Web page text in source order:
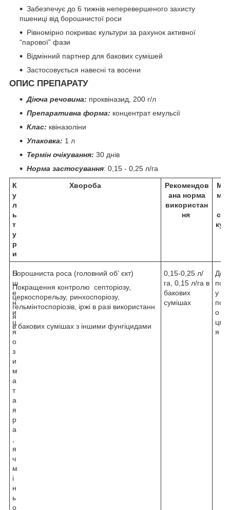
Забезпечує до 6 тижнів неперевершеного захисту
пшениці від борошнистої роси
Рівномірно покриває культури за рахунок активної
“парової” фази
Відмінний партнер для бакових сумішей
Застосовується навесні та восени
ОПИС ПРЕПАРАТУ
Діюча речовина: проквіназид, 200 г/л
Препаративна форма: концентрат емульсії
Клас: квіназоліни
Упаковка: 1 л
Термін очікування: 30 днів
Норма застосування: 0,15 - 0,25 л/га
К
у
л
ь
т
у
р
и
Хвороба
Рекомендов
ана норма
використан
ня
П
ш
е
н
и
ц
я
о
з
и
м
а
т
а
я
р
а
я
ч
м
і
н
ь
о
Борошниста роса (головний об’ єкт)
Покращення контролю септоріозу,
церкоспорельзу, ринхоспоріозу,
гельмінтоспоріозів, іржі в разі використанн
я
в бакових сумішах з іншими фунгіцидами
0,15-0,25 л/
га, 0,15 л/га в
бакових
сумішах
До
у
о
я